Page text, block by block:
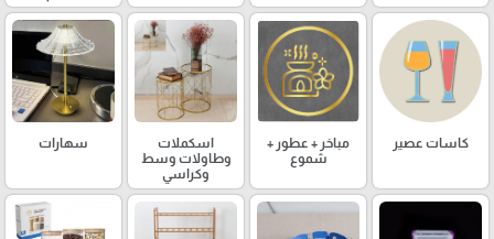
كاسات عصير
مباخر + عطور +
شموع
اسكملات
وطاولات وسط
وكراسي
سهارات